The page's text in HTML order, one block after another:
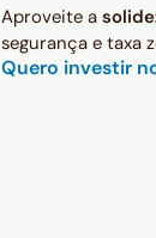
Aproveite a
segurança e taxa
Quero investir